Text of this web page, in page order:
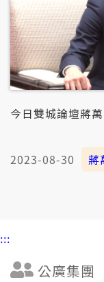
今日雙城論壇蔣
2023-08-30 蔣
:::
公廣集團